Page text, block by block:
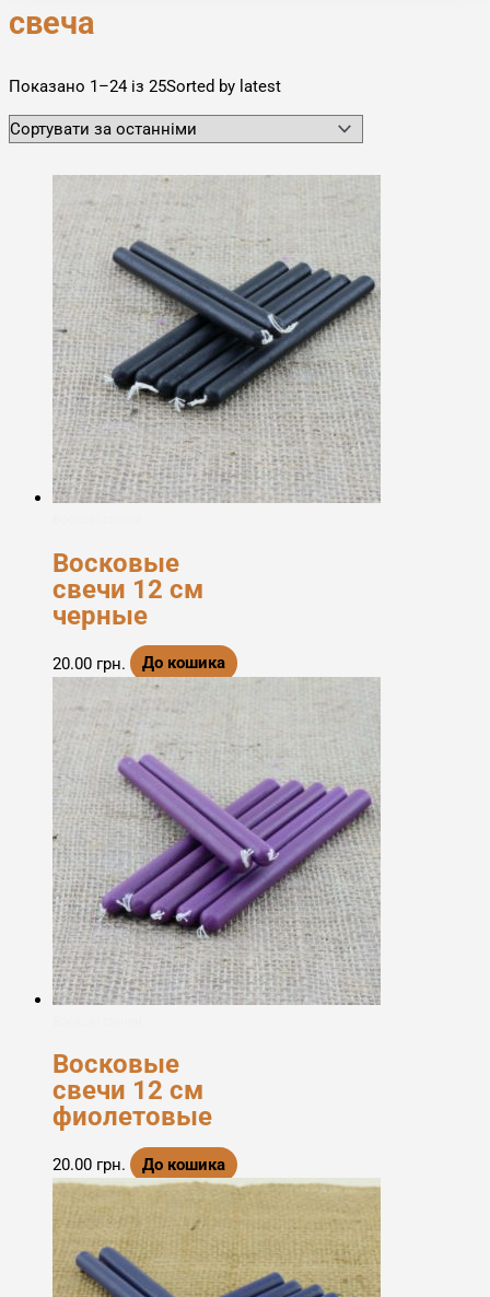
свеча
Показано 1–24 із 25Sorted by latest
Восковые
свечи 12 см
черные
20.00 грн. До кошика
Восковые
свечи 12 см
фиолетовые
20.00 грн. До кошика